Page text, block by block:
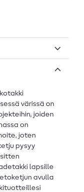
värissä on
joiden
on
joten
pysyy
lapsille
avulla